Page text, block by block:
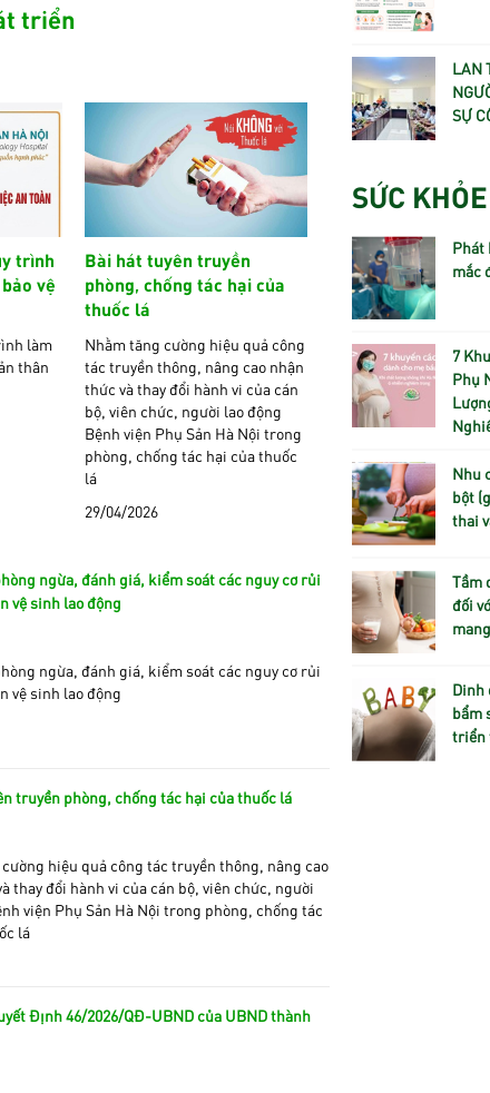
triển
trình
vệ
làm
thân
Bài hát tuyên truyền
phòng, chống tác hại của
thuốc lá
Nhằm tăng cường hiệu quả công
tác truyền thông, nâng cao nhận
thức và thay đổi hành vi của cán
bộ, viên chức, người lao động
Bệnh viện Phụ Sản Hà Nội trong
phòng, chống tác hại của thuốc
lá
29/04/2026
ngừa, đánh giá, kiểm soát các nguy cơ rủi
vệ sinh lao động
ngừa, đánh giá, kiểm soát các nguy cơ rủi
vệ sinh lao động
truyền phòng, chống tác hại của thuốc lá
hiệu quả công tác truyền thông, nâng cao
thay đổi hành vi của cán bộ, viên chức, người
viện Phụ Sản Hà Nội trong phòng, chống tác
lá
Định 46/2026/QĐ-UBND của UBND thành
LAN
SỰ
SỨC
Phát
mắc
7
Phụ
Nhu
bột
thai
Tầm
đối
Dinh
bẩm
triển